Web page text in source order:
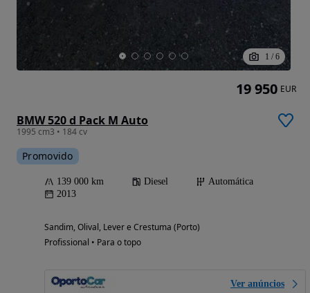
1 / 6
BMW 520 d Pack M Auto
1995 cm3 • 184 cv
Promovido
139 000 km Diesel
Automática
2013
Sandim, Olival, Lever e Crestuma (Porto)
Profissional • Para o topo
Ver anúncios
19 950 EUR